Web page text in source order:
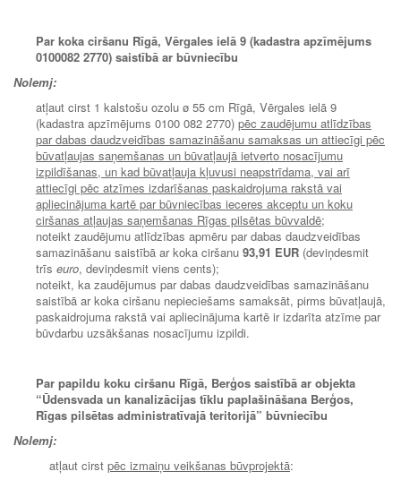
Par koka ciršanu Rīgā, Vērgales ielā 9 (kadastra apzīmējums
0100082 2770) saistībā ar būvniecību
Nolemj:
atļaut cirst 1 kalstošu ozolu ø 55 cm Rīgā, Vērgales ielā 9
(kadastra apzīmējums 0100 082 2770) pēc zaudējumu atlīdzības
par dabas daudzveidības samazināšanu samaksas un attiecīgi pēc
būvatļaujas saņemšanas un būvatļaujā ietverto nosacījumu
izpildīšanas, un kad būvatļauja kļuvusi neapstrīdama, vai arī
attiecīgi pēc atzīmes izdarīšanas paskaidrojuma rakstā vai
apliecinājuma kartē par būvniecības ieceres akceptu un koku
ciršanas atļaujas saņemšanas Rīgas pilsētas būvvaldē;
noteikt zaudējumu atlīdzības apmēru par dabas daudzveidības
samazināšanu saistībā ar koka ciršanu 93,91 EUR (deviņdesmit
trīs euro, deviņdesmit viens cents);
noteikt, ka zaudējumus par dabas daudzveidības samazināšanu
saistībā ar koka ciršanu nepieciešams samaksāt, pirms būvatļaujā,
paskaidrojuma rakstā vai apliecinājuma kartē ir izdarīta atzīme par
būvdarbu uzsākšanas nosacījumu izpildi.
Par papildu koku ciršanu Rīgā, Berģos saistībā ar objekta
“Ūdensvada un kanalizācijas tīklu paplašināšana Berģos,
Rīgas pilsētas administratīvajā teritorijā” būvniecību
Nolemj:
atļaut cirst pēc izmaiņu veikšanas būvprojektā: